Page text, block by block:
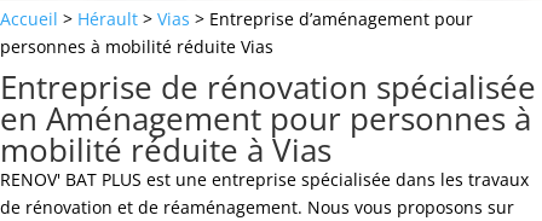
Accueil > Hérault > Vias > Entreprise d’aménagement pour
personnes à mobilité réduite Vias
Entreprise de rénovation spécialisée
en Aménagement pour personnes à
mobilité réduite à Vias
RENOV' BAT PLUS est une entreprise spécialisée dans les travaux
de rénovation et de réaménagement. Nous vous proposons sur